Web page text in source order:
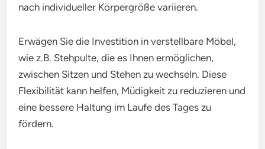
nach individueller Körpergröße variieren.
Erwägen Sie die Investition in verstellbare Möbel,
wie z.B. Stehpulte, die es Ihnen ermöglichen,
zwischen Sitzen und Stehen zu wechseln. Diese
Flexibilität kann helfen, Müdigkeit zu reduzieren und
eine bessere Haltung im Laufe des Tages zu
fördern.